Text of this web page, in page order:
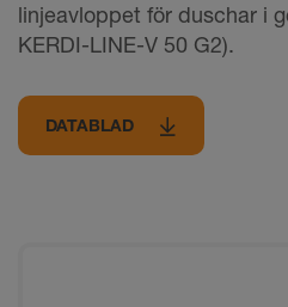
linjeavloppet för duschar i
KERDI-LINE-V 50 G2).
DATABLAD